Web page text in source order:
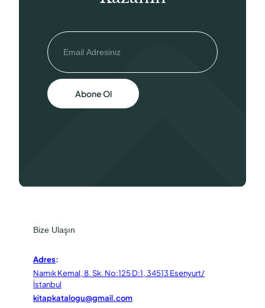
Abone Ol
Bize Ulaşın
Adres:
Namık Kemal, 8. Sk. No:125 D:1, 34513 Esenyurt/
İstanbul
kitapkatalogu@gmail.com